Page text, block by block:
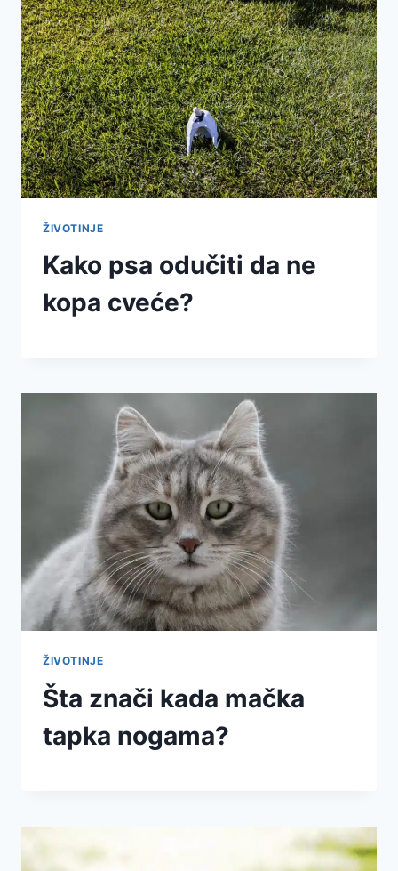
ŽIVOTINJE
Kako psa odučiti da ne
kopa cveće?
ŽIVOTINJE
Šta znači kada mačka
tapka nogama?